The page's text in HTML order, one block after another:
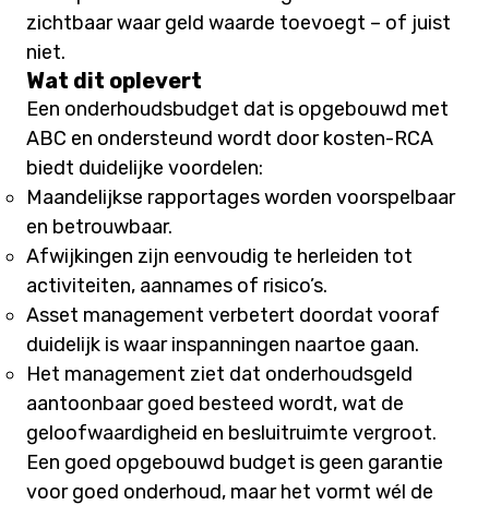
zichtbaar waar geld waarde toevoegt – of juist
niet.
Wat dit oplevert
Een onderhoudsbudget dat is opgebouwd met
ABC en ondersteund wordt door kosten-RCA
biedt duidelijke voordelen:
Maandelijkse rapportages worden voorspelbaar
en betrouwbaar.
Afwijkingen zijn eenvoudig te herleiden tot
activiteiten, aannames of risico’s.
Asset management verbetert doordat vooraf
duidelijk is waar inspanningen naartoe gaan.
Het management ziet dat onderhoudsgeld
aantoonbaar goed besteed wordt, wat de
geloofwaardigheid en besluitruimte vergroot.
Een goed opgebouwd budget is geen garantie
voor goed onderhoud, maar het vormt wél de